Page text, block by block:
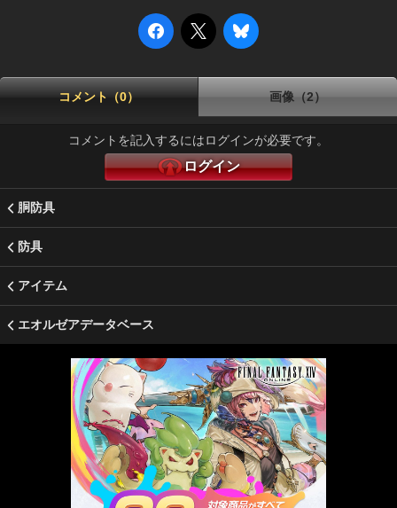
コメント（0） 画像（2）
コメントを記入するにはログインが必要です。
ログイン
胴防具
防具
アイテム
エオルゼアデータベース